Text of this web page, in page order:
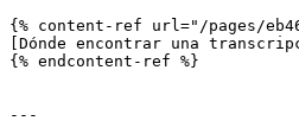
{% content-ref url="/pages/
[Dónde encontrar una
{% endcontent-ref %}
---